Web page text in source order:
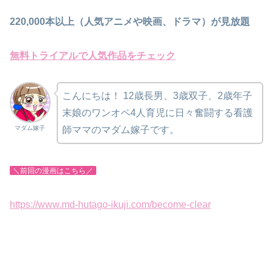
220,000本以上（人気アニメや映画、ドラマ）が見放題
無料トライアルで人気作品をチェック
マダム嫁子
こんにちは！ 12歳長男、3歳双子、2歳年子
末娘のワンオペ4人育児に日々奮闘する看護
師ママのマダム嫁子です。
＼前回の漫画はこちら／
https://www.md-hutago-ikuji.com/become-clear